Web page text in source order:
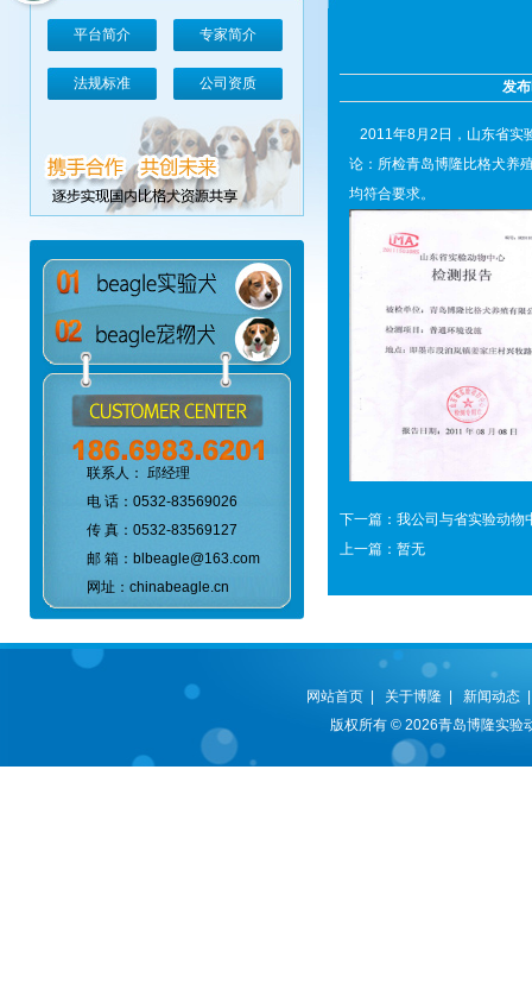
平台简介 专家简介
法规标准 公司资质
联系人： 邱经理
电 话：0532-83569026
传 真：0532-83569127
邮 箱：blbeagle@163.com
网址：chinabeagle.cn
发
2011年8月2日，山东省实
论：所检青岛博隆比格犬养
均符合要求。
下一篇： 我公司与省实验动物
上一篇：暂无
网站首页 关于博隆 |新闻动态
版权所有 © 2026青岛博隆实验